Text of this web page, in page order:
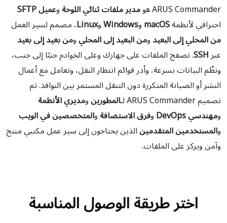
ARUS Commander هو مدير ملفات ثنائي اللوحةوعميل SFTP
احترافي لأنظمةmacOSوWindowsوLinux، مصمم لسير العمل
من المحلي إلى البعيدومن البعيد إلى المحليومن بعيد إلى بعيد
عبرSSH. تصفح الملفات على جهازك وعلى الخوادم جنبًا إلى جنب،
ونظّم البيانات بسرعة، وأدر قوائم انتظار النقل، وتعامل مع أعمال
النشر أو الصيانة المتكررة دون التنقل المستمر بين النوافذ. تم
تصميم ARUS Commander لـ
المطورينومديري الأنظمة
ومهندسي DevOps وفرق الاستضافةوالمتخصصين في الويب
والمستخدمين المتقدمينالذين يحتاجون إلى سير عمل مكتبي منتج
وآمن ويركز على الملفات.
اختر طريقة الوصول المناسبة